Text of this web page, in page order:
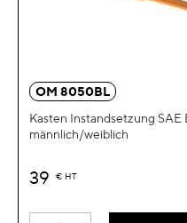
OM 8050BL
Kasten Instandsetzung SAE
männlich/weiblich
39 € HT